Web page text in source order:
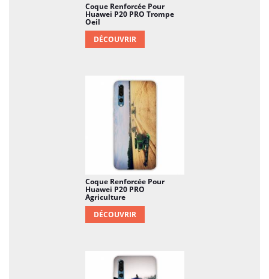
Coque Renforcée Pour
Huawei P20 PRO Trompe
Oeil
DÉCOUVRIR
Coque Renforcée Pour
Huawei P20 PRO
Agriculture
DÉCOUVRIR